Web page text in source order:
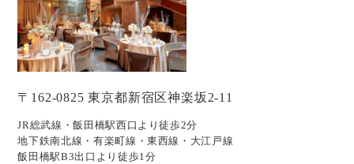
〒162-0825 東京都新宿区神楽坂2-11
JR総武線・飯田橋駅西口より徒歩2分
地下鉄南北線・有楽町線・東西線・大江戸線
飯田橋駅B3出口より徒歩1分